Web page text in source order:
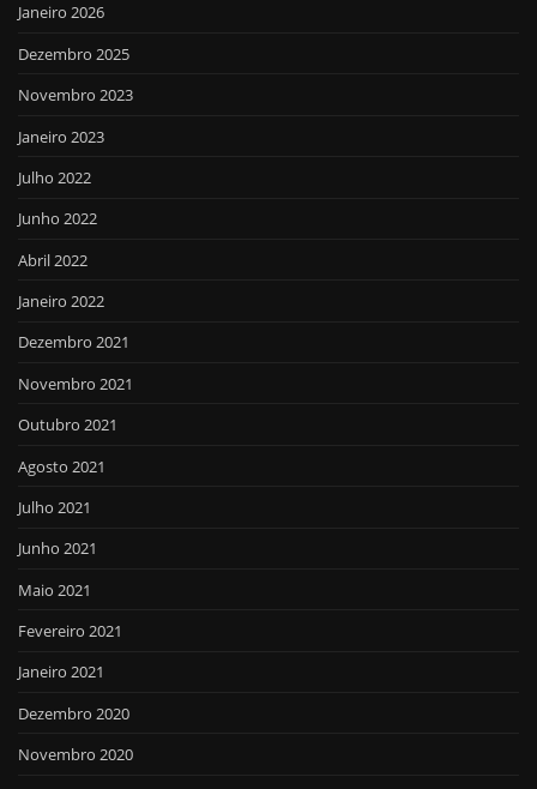
Janeiro 2026
Dezembro 2025
Novembro 2023
Janeiro 2023
Julho 2022
Junho 2022
Abril 2022
Janeiro 2022
Dezembro 2021
Novembro 2021
Outubro 2021
Agosto 2021
Julho 2021
Junho 2021
Maio 2021
Fevereiro 2021
Janeiro 2021
Dezembro 2020
Novembro 2020